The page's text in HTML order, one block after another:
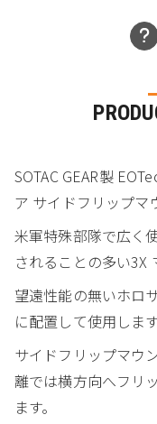
SOTAC GEAR製
ア サイドフリップマ
米軍特殊部隊で広く
されることの多い3X
望遠性能の無いホロ
に配置して使用します
サイドフリップマウ
離では横方向へフリ
ます。